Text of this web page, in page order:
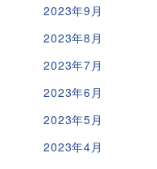
2023年9月
2023年8月
2023年7月
2023年6月
2023年5月
2023年4月